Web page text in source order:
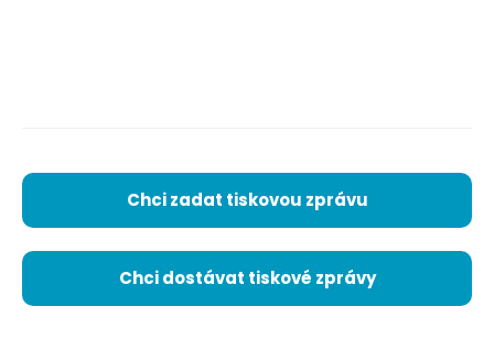
Chci zadat tiskovou zprávu
Chci dostávat tiskové zprávy